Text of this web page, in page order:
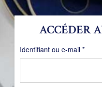
ACCÉDER
Identifiant ou e-mail *